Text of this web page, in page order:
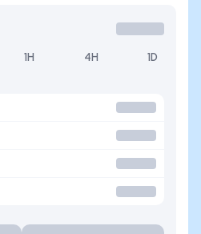
1H 4H 1D